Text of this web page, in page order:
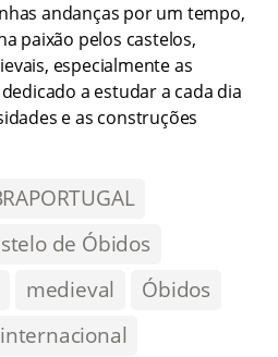
andanças por um tempo,
paixão pelos castelos,
especialmente as
a estudar a cada dia
e as construções
de Óbidos
medieval
Óbidos